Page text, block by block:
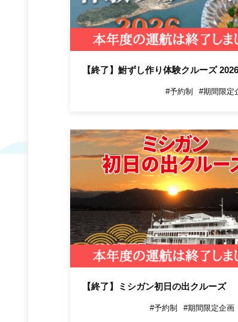
【終了】鮒ずし作り体験クルーズ 2026
#予約制 #期間限定
【終了】ミシガン初日の出クルーズ
#予約制 #期間限定企画